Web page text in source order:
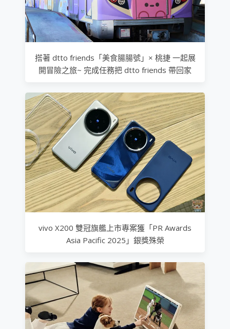
搭著 dtto friends「美食腸腸號」× 桃捷 一起展
開冒險之旅~ 完成任務把 dtto friends 帶回家
vivo X200 雙冠旗艦上市專案獲「PR Awards
Asia Pacific 2025」銀獎殊榮